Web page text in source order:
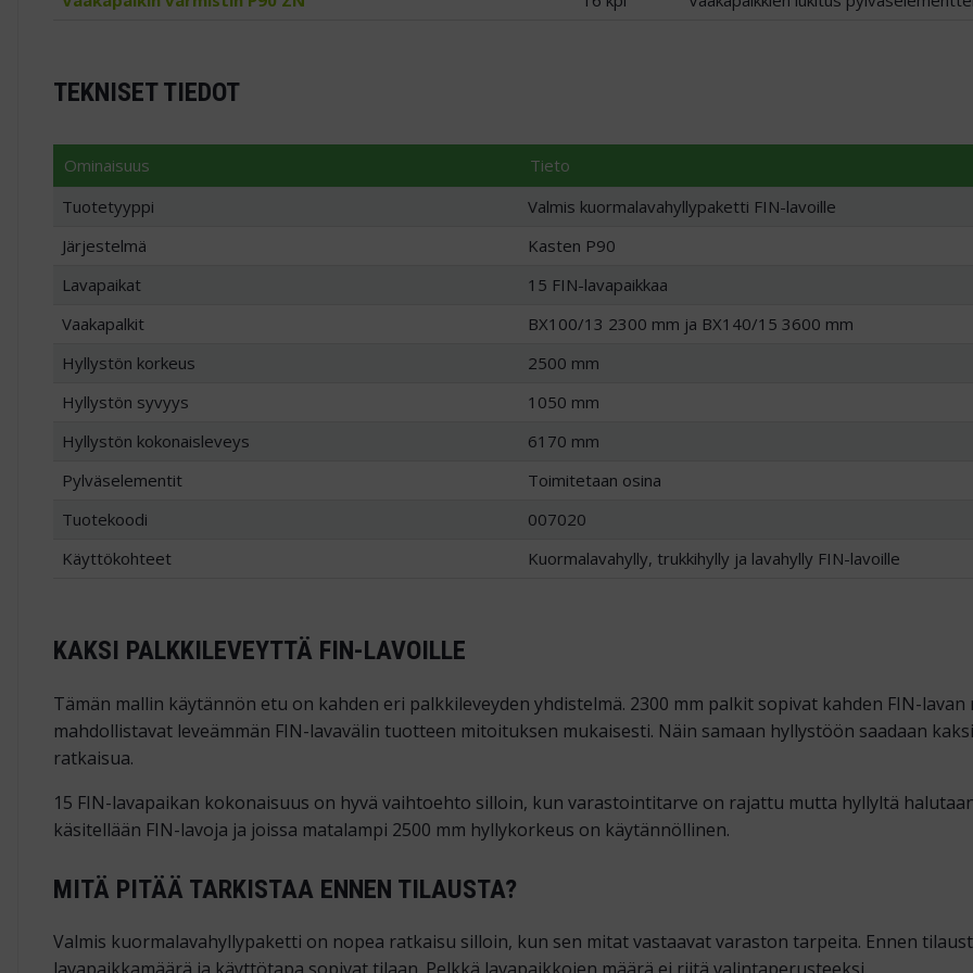
TEKNISET TIEDOT
Ominaisuus
Tieto
Tuotetyyppi
Valmis kuormalavahyllypaketti FIN-lavoille
Järjestelmä
Kasten P90
Lavapaikat
15 FIN-lavapaikkaa
Vaakapalkit
BX100/13 2300 mm ja BX140/15 3600 mm
Hyllystön korkeus
2500 mm
Hyllystön syvyys
1050 mm
Hyllystön kokonaisleveys
6170 mm
Pylväselementit
Toimitetaan osina
Tuotekoodi
007020
Käyttökohteet
Kuormalavahylly, trukkihylly ja lavahylly FIN-lavoille
KAKSI PALKKILEVEYTTÄ FIN-LAVOILLE
Tämän mallin käytännön etu on kahden eri palkkileveyden yhdistelmä. 2300 mm palkit sopivat kahden FIN-
mahdollistavat leveämmän FIN-lavavälin tuotteen mitoituksen mukaisesti. Näin samaan hyllystöön saadaan
ratkaisua.
15 FIN-lavapaikan kokonaisuus on hyvä vaihtoehto silloin, kun varastointitarve on rajattu mutta hyllyltä
käsitellään FIN-lavoja ja joissa matalampi 2500 mm hyllykorkeus on käytännöllinen.
MITÄ PITÄÄ TARKISTAA ENNEN TILAUSTA?
Valmis kuormalavahyllypaketti on nopea ratkaisu silloin, kun sen mitat vastaavat varaston tarpeita. Ennen